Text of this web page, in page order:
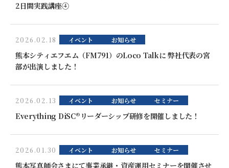
2日間実践講座④
2026.02.18 イベント お知らせ
熊本シティエフエム（FM791）のLoco Talkに 弊社代表の宮
部が出演しました！
2026.02.13 イベント お知らせ セミナー
Everything DiSC®リーダーシップ研修を開催しました！
2026.01.30 イベント お知らせ セミナー
熊本写真師会さまにて事業承継・資産運用セミナーを開催させ